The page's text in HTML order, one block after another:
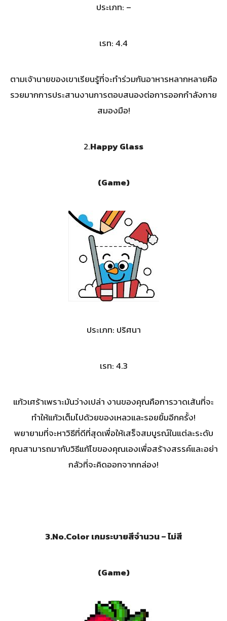
ประเภท: –
เรท: 4.4
ตามเจ้านายของเขาเรียนรู้ที่จะทำร่วมกันอาหารหลากหลายคือ
รวยมากการประสานงานการตอบสนองต่อการออกกำลังกาย
สมองมือ!
2.Happy Glass
(Game)
ประเภท: ปริศนา
เรท: 4.3
แก้วเศร้าเพราะมันว่างเปล่า งานของคุณคือการวาดเส้นที่จะ
ทำให้แก้วเต็มไปด้วยของเหลวและรอยยิ้มอีกครั้ง!
พยายามที่จะหาวิธีที่ดีที่สุดเพื่อให้เสร็จสมบูรณ์ในแต่ละระดับ
คุณสามารถมากับวิธีแก้ไขของคุณเองเพื่อสร้างสรรค์และอย่า
กลัวที่จะคิดออกจากกล่อง!
3.No.Colorเกมระบายสีจำนวน – ไม่สี
(Game)